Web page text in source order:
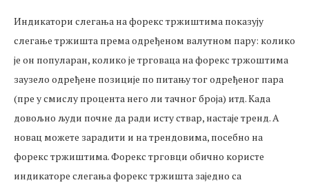
Индикатори слегања на форекс тржиштима показују
слегање тржишта према одређеном валутном пару: колико
је он популаран, колико је трговаца на форекс тржоштима
заузело одређене позиције по питању тог одређеног пара
(пре у смислу процента него ли тачног броја) итд. Када
довољно људи почне да ради исту ствар, настаје тренд. А
новац можете зарадити и на трендовима, посебно на
форекс тржиштима. Форекс трговци обично користе
индикаторе слегања форекс тржишта заједно са